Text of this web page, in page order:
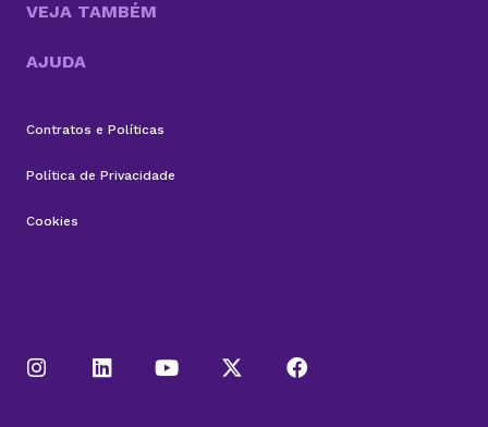
VEJA TAMBÉM
AJUDA
Contratos e Políticas
Política de Privacidade
Cookies